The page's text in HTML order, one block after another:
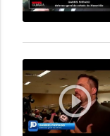
play_circle_outline